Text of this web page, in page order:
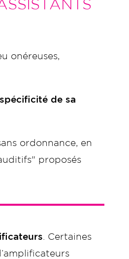
onéreuses,
de sa
ordonnance, en
proposés
. Certaines